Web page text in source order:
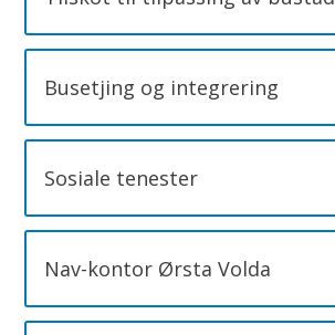
Busetjing og integrering
Sosiale tenester
Nav-kontor Ørsta Volda